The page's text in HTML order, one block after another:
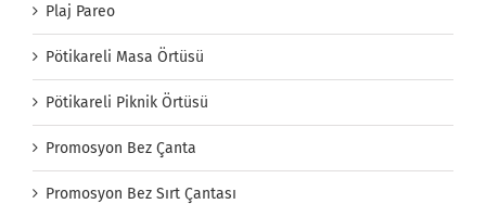
Plaj Pareo
Pötikareli Masa Örtüsü
Pötikareli Piknik Örtüsü
Promosyon Bez Çanta
Promosyon Bez Sırt Çantası